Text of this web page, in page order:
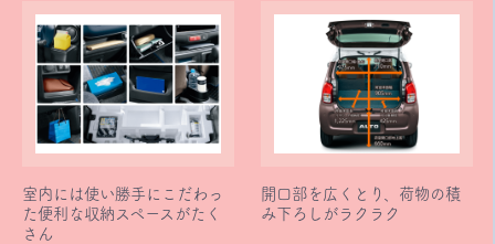
室内には使い勝手にこだわっ
た便利な収納スペースがたく
さん
開口部を広くとり、荷物の積
み下ろしがラクラク